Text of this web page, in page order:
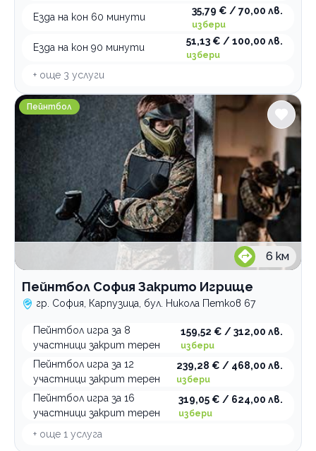
Езда на кон 60 минути
35,79 € / 70,00 лв.
избери
Езда на кон 90 минути
51,13 € / 100,00 лв.
избери
+ още 3 услуги
Пейнтбол София Закрито Игрище
Пейнтбол
6 км
Пейнтбол София Закрито Игрище
гр. София, Карпузица, бул. Никола Петков 67
Пейнтбол игра за 8
участници закрит терен
159,52 € / 312,00 лв.
избери
Пейнтбол игра за 12
участници закрит терен
239,28 € / 468,00 лв.
избери
Пейнтбол игра за 16
участници закрит терен
319,05 € / 624,00 лв.
избери
+ още 1 услуга